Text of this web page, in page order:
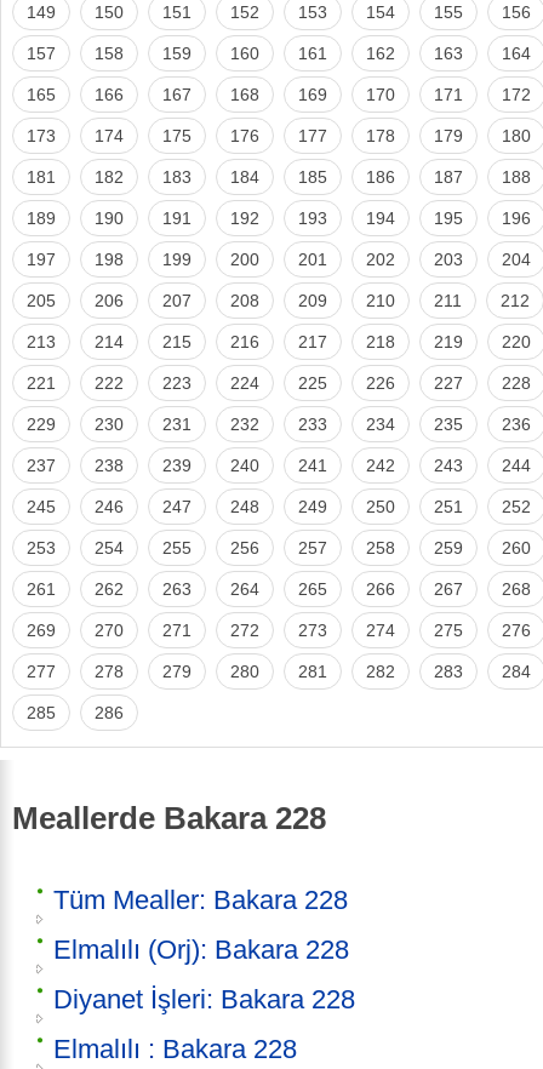
149 150 151 152 153 154 155 156
157 158 159 160 161 162 163 164
165 166 167 168 169 170 171 172
173 174 175 176 177 178 179 180
181 182 183 184 185 186 187 188
189 190 191 192 193 194 195 196
197 198 199 200 201 202 203 204
205 206 207 208 209 210 211 212
213 214 215 216 217 218 219 220
221 222 223 224 225 226 227 228
229 230 231 232 233 234 235 236
237 238 239 240 241 242 243 244
245 246 247 248 249 250 251 252
253 254 255 256 257 258 259 260
261 262 263 264 265 266 267 268
269 270 271 272 273 274 275 276
277 278 279 280 281 282 283 284
285 286
Meallerde Bakara 228
Tüm Mealler: Bakara 228
Elmalılı (Orj): Bakara 228
Diyanet İşleri: Bakara 228
Elmalılı : Bakara 228